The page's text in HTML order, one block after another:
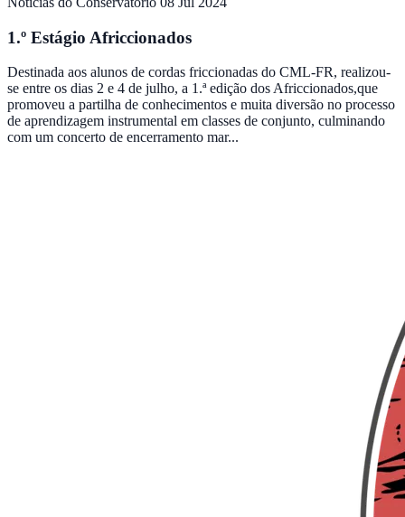
1.º Estágio Africcionados
Destinada aos alunos de cordas friccionadas do CML-FR, realizou-
se entre os dias 2 e 4 de julho, a 1.ª edição dos Africcionados,que
promoveu a partilha de conhecimentos e muita diversão no processo
de aprendizagem instrumental em classes de conjunto, culminando
com um concerto de encerramento mar...